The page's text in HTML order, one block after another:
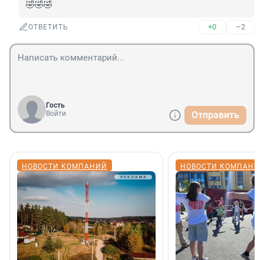
🤣🤣🤣
ОТВЕТИТЬ +0 –2
Гость
Войти
Отправить
НОВОСТИ КОМПАНИЙ НОВОСТИ